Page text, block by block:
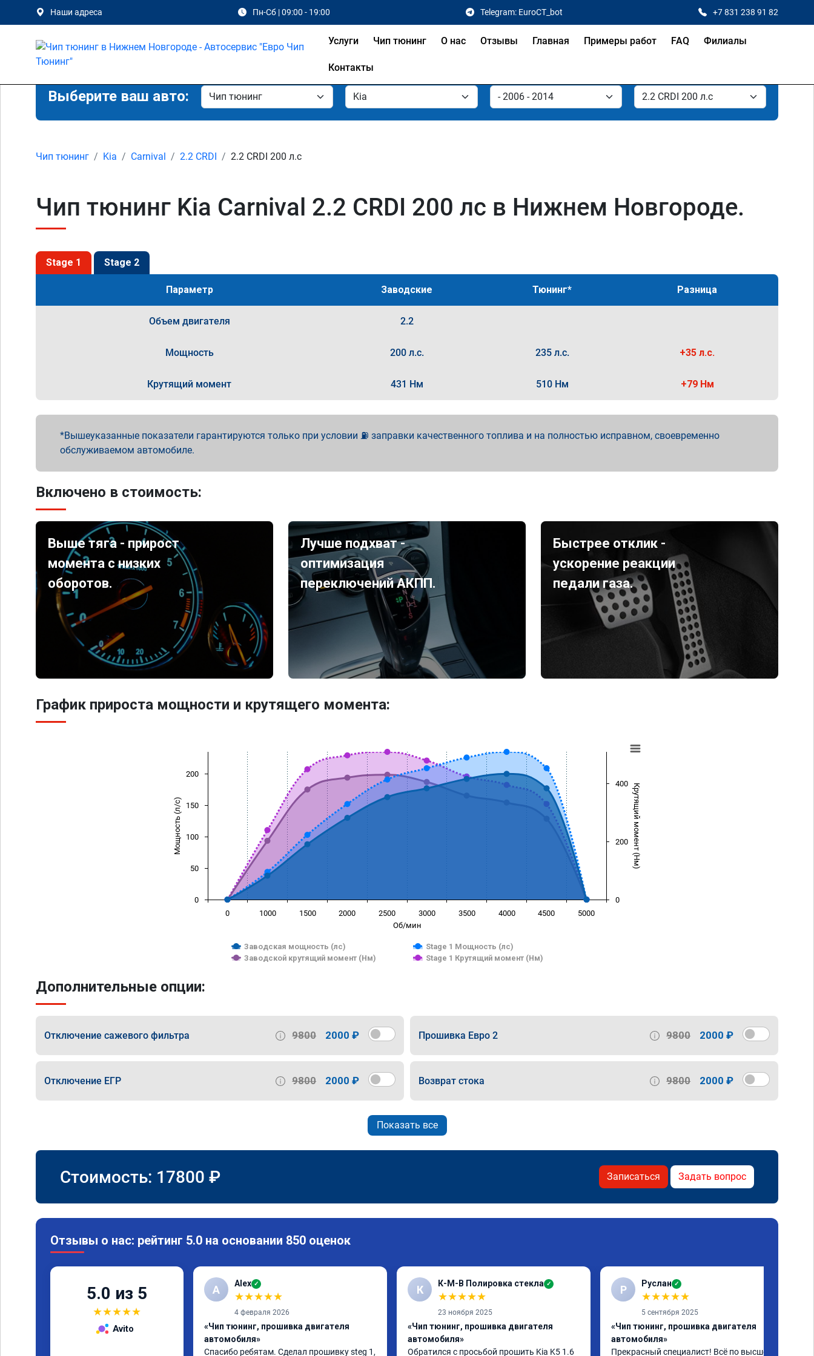
Наши адреса Пн-Сб | 09:00 - 19:00 Telegram: EuroCT_bot +7 831 238 91 82
Услуги Чип тюнинг О нас Отзывы Главная Примеры работ FAQ Филиалы
Контакты
Выберите ваш авто:
Чип тюнинг Kia Carnival 2.2 CRDI 2.2 CRDI 200 л.с
Чип тюнинг Kia Carnival 2.2 CRDI 200 лс в Нижнем Новгороде.
Stage 1 Stage 2
Параметр Заводские Тюнинг* Разница
Объем двигателя 2.2
Мощность 200 л.с. 235 л.с. +35 л.с.
Крутящий момент 431 Нм 510 Нм +79 Нм
Вышеуказанные показатели гарантируются только при условии ⛽ заправки качественного топлива и на полностью исправном, своевременно
обслуживаемом автомобиле.
Включено в стоимость:
Выше тяга - прирост
момента с низких
оборотов.
Лучше подхват -
оптимизация
переключений АКПП.
Быстрее отклик -
ускорение реакции
педали газа.
График прироста мощности и крутящего момента:
Об/мин
Мощность (л/с) Крутящий момент (Нм)
Заводская мощность (лс)
Stage 1 Мощность (лс)
Заводской крутящий момент (Нм)
Stage 1 Крутящий момент (Нм)
0 1000 1500 2000 2500 3000 3500 4000 4500 5000
0
50
100
150
200
0
200
400
Дополнительные опции:
Отключение сажевого фильтра 9800 2000 ₽ Прошивка Евро 2 9800 2000 ₽
Отключение ЕГР 9800 2000 ₽ Возврат стока 9800 2000 ₽
Показать все
Стоимость: 17800 ₽ Записаться Задать вопрос
Отзывы о нас: рейтинг 5.0 на основании 850 оценок
5.0 из 5
★★★★★
Avito
A Alex ✓
★★★★★
4 февраля 2026
«Чип тюнинг, прошивка двигателя
автомобиля»
Спасибо ребятам. Сделал прошивку steg 1,
К К-М-В Полировка стекла ✓
★★★★★
23 ноября 2025
«Чип тюнинг, прошивка двигателя
автомобиля»
Обратился с просьбой прошить Kia K5 1.6
Р Руслан ✓
★★★★★
5 сентября 2025
«Чип тюнинг, прошивка двигателя
автомобиля»
Прекрасный специалист! Всё по высшему